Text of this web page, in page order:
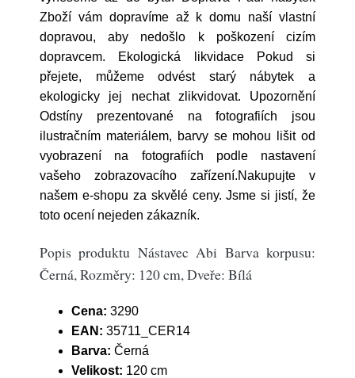
Zboží vám dopravíme až k domu naší vlastní
dopravou, aby nedošlo k poškození cizím
dopravcem. Ekologická likvidace Pokud si
přejete, můžeme odvést starý nábytek a
ekologicky jej nechat zlikvidovat. Upozornění
Odstíny prezentované na fotografiích jsou
ilustračním materiálem, barvy se mohou lišit od
vyobrazení na fotografiích podle nastavení
vašeho zobrazovacího zařízení.Nakupujte v
našem e-shopu za skvělé ceny. Jsme si jistí, že
toto ocení nejeden zákazník.
Popis produktu Nástavec Abi Barva korpusu:
Černá, Rozměry: 120 cm, Dveře: Bílá
Cena: 3290
EAN: 35711_CER14
Barva: Černá
Velikost: 120 cm